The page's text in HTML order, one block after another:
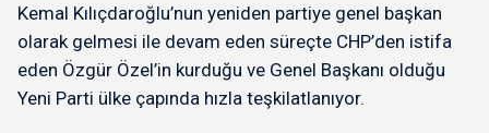
Kemal Kılıçdaroğlu’nun yeniden partiye genel başkan
olarak gelmesi ile devam eden süreçte CHP’den istifa
eden Özgür Özel’in kurduğu ve Genel Başkanı olduğu
Yeni Parti ülke çapında hızla teşkilatlanıyor.